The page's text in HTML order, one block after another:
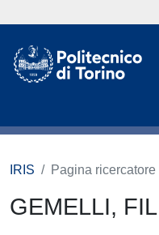
IRIS Pagina ricercatore
GEMELLI,